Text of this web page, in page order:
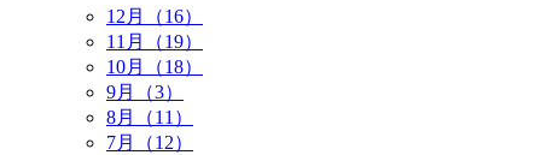
12月（16）
11月（19）
10月（18）
9月（3）
8月（11）
7月（12）